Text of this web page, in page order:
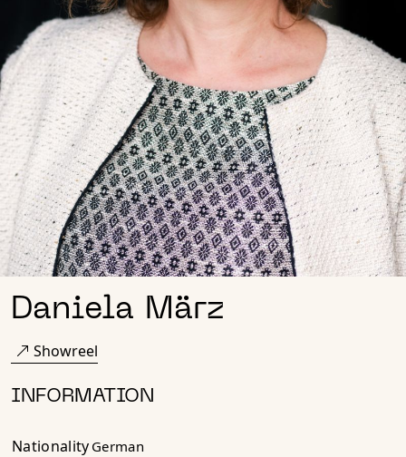
Daniela März
Showreel
INFORMATION
Nationality German